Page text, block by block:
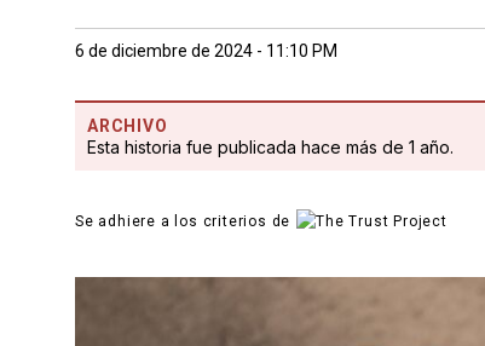
6 de diciembre de 2024 - 11:10 PM
ARCHIVO
Esta historia fue publicada hace más de 1 año.
Se adhiere a los criterios de